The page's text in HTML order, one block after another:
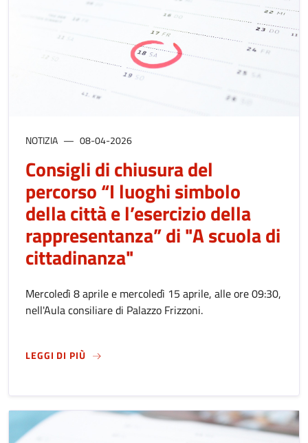
NOTIZIA 08-04-2026
Consigli di chiusura del
percorso “I luoghi simbolo
della città e l’esercizio della
rappresentanza” di "A scuola di
cittadinanza"
Mercoledì 8 aprile e mercoledì 15 aprile, alle ore 09:30,
nell'Aula consiliare di Palazzo Frizzoni.
LEGGI DI PIÙSUCONSIGLI DI CHIUSURA DEL PERCORSO “I